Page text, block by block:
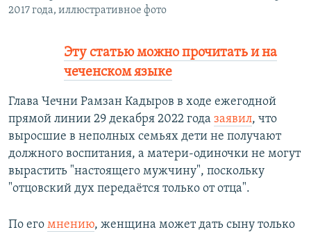
2017 года, иллюстративное фото
Эту статью можно прочитать и на
чеченском языке
Глава Чечни Рамзан Кадыров в ходе ежегодной
прямой линии 29 декабря 2022 года заявил, что
выросшие в неполных семьях дети не получают
должного воспитания, а матери-одиночки не могут
вырастить "настоящего мужчину", поскольку
"отцовский дух передаётся только от отца".
По его мнению, женщина может дать сыну только